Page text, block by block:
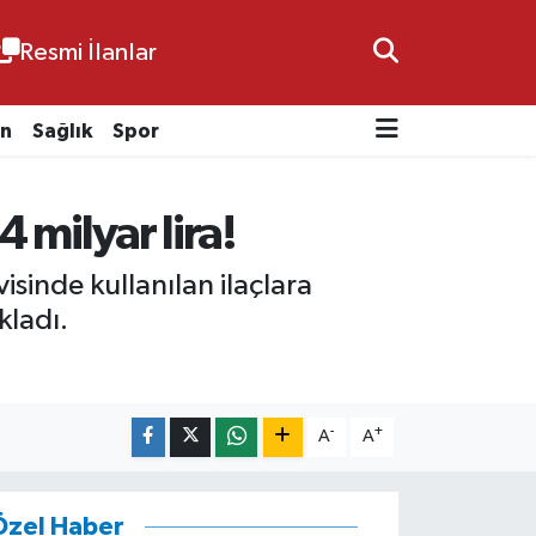
Resmi İlanlar
Sağlık Spor
milyar lira!
kullanılan ilaçlara
A- A+
Haber